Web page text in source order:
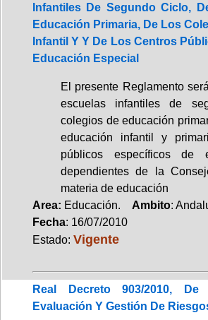
Infantiles De Segundo Ciclo,
Educación Primaria, De Los
Infantil Y Y De Los Centros
Educación Especial
El presente Reglamento
escuelas infantiles de
colegios de educación
educación infantil y
públicos específicos de
dependientes de la
materia de educación
Area: Educación. Ambito:
Fecha: 16/07/2010
Estado: Vigente
Real Decreto 903/2010,
Evaluación Y Gestión De